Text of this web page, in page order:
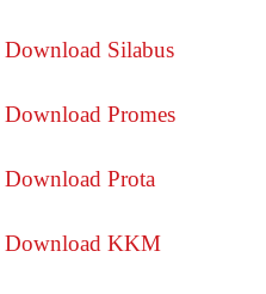
Download Silabus
Download Promes
Download Prota
Download KKM